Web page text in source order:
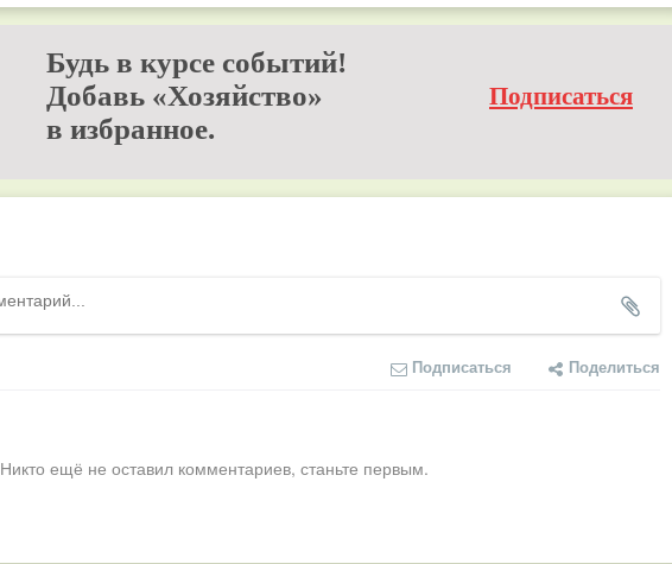
Будь в курсе событий!
Добавь «Хозяйство»
в избранное.
Подписаться
Подписаться Поделиться
Никто ещё не оставил комментариев, станьте первым.